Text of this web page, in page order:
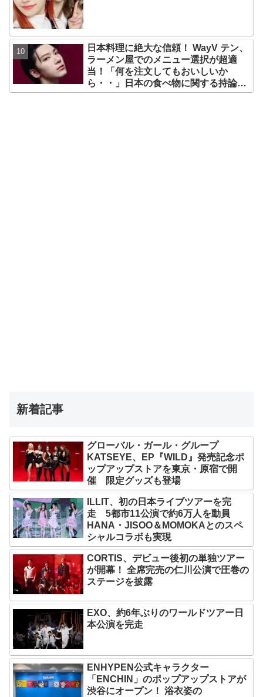
日本料理に絶大な信頼！ WayV テン、
ラーメン屋でのメニュー選択が超適
当！「何を注文してもおいしいか
ら・・」日本の食べ物に関する持論を
明かす
新着記事
グローバル・ガール・グループ
KATSEYE、EP『WILD』発売記念ポ
ップアップストアを東京・原宿で開
催 限定グッズも登場
ILLIT、初の日本ライブツアーを完
走 5都市11公演で約6万人を動員
HANA・JISOO＆MOMOKAとのスペ
シャルコラボも実現
CORTIS、デビュー後初の単独ツアー
が開幕！ 全席完売の仁川公演で圧巻の
ステージを披露
EXO、約6年ぶりのワールドツアー日
本公演を完走
ENHYPEN公式キャラクター
「ENCHIN」のポップアップストアが
渋谷にオープン！ 浴衣姿の